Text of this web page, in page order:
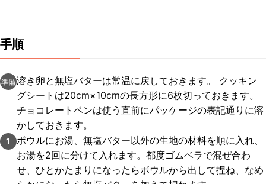
手順
準備溶き卵と無塩バターは常温に戻しておきます。 クッキン
グシートは20cm×10cmの長方形に6枚切っておきます。
チョコレートペンは使う直前にパッケージの表記通りに溶
かしておきます。
1
ボウルにお湯、無塩バター以外の生地の材料を順に入れ、
お湯を2回に分けて入れます。都度ゴムベラで混ぜ合わ
せ、ひとかたまりになったらボウルから出して捏ね、なめ